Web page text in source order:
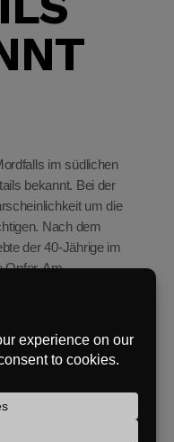
im südlichen
bekannt. Bei der
um die
Nach dem
der 40-Jährige im
Opfer. Am
Notrufe ein,
im
gab an, eine Frau
Tatort erreichten
er drohte, die
der Festnahme ein
stellte die Polizei